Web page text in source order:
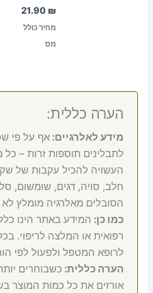
21.90 ₪
מחיר כולל
מס
הערה כללית:
מידע לאלרגיים:אף על פי
לתבלינים תוספות זרות –
העשויה להכיל עקבות של
חלב, סויה, דגים, שומשום,
הסובלים מאלרגיה מומלץ לא
כמו כן: המידע באתר הינו
רפואית או המלצה לריפוי.
לרופא המטפל ולפעול לפי
הערה כללית: כשבוחרים
אורזים את כל כמות המוצר